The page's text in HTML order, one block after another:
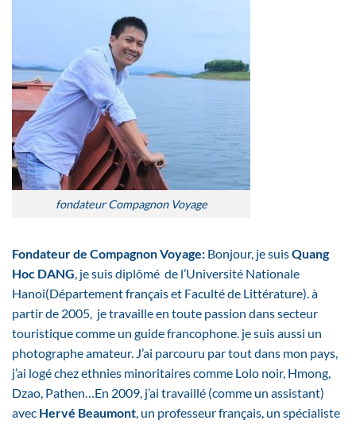
fondateur Compagnon Voyage
Fondateur de Compagnon Voyage: Bonjour, je suisQuang
Hoc DANG , je suis diplômé de l’Université Nationale
Hanoi(Département français et Faculté de Littérature). à
partir de 2005, je travaille en toute passion dans secteur
touristique comme un guide francophone. je suis aussi un
photographe amateur. J’ai parcouru par tout dans mon pays,
j’ai logé chez ethnies minoritaires comme Lolo noir, Hmong,
Dzao, Pathen…En 2009, j’ai travaillé (comme un assistant)
avec Hervé Beaumont , un professeur français, un spécialiste